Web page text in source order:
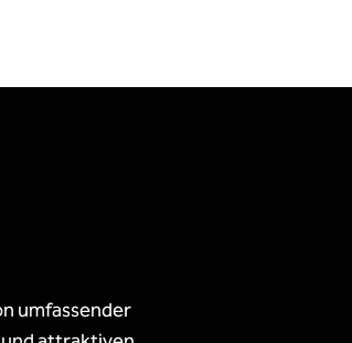
umfassender